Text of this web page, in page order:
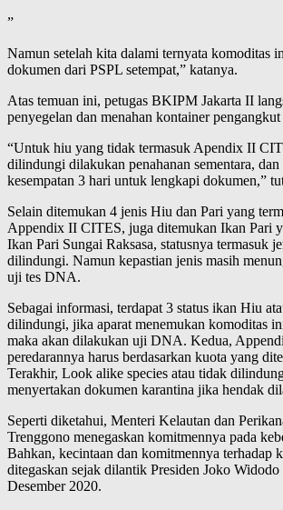
”
Namun setelah kita dalami ternyata komoditas
dokumen dari PSPL setempat,” katanya.
Atas temuan ini, petugas BKIPM Jakarta II
penyegelan dan menahan kontainer
“Untuk hiu yang tidak termasuk Apendix II
dilindungi dilakukan penahanan sementara,
kesempatan 3 hari untuk lengkapi dokumen,”
Selain ditemukan 4 jenis Hiu dan Pari yang
Appendix II CITES, juga ditemukan Ikan Pari
Ikan Pari Sungai Raksasa, statusnya termasuk
dilindungi. Namun kepastian jenis masih
uji tes DNA.
Sebagai informasi, terdapat 3 status ikan Hiu
dilindungi, jika aparat menemukan komoditas
maka akan dilakukan uji DNA. Kedua,
peredarannya harus berdasarkan kuota yang
Terakhir, Look alike species atau tidak
menyertakan dokumen karantina jika hendak
Seperti diketahui, Menteri Kelautan dan
Trenggono menegaskan komitmennya pada
Bahkan, kecintaan dan komitmennya terhadap
ditegaskan sejak dilantik Presiden Joko Widodo
Desember 2020.